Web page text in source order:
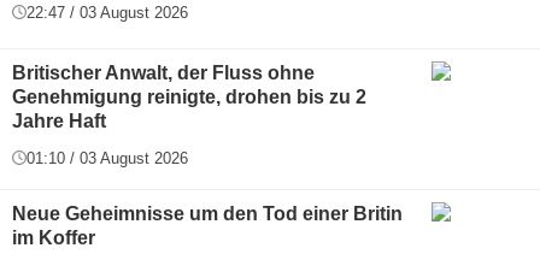
22:47 / 03 August 2026
Britischer Anwalt, der Fluss ohne
Genehmigung reinigte, drohen bis zu 2
Jahre Haft
01:10 / 03 August 2026
Neue Geheimnisse um den Tod einer Britin
im Koffer